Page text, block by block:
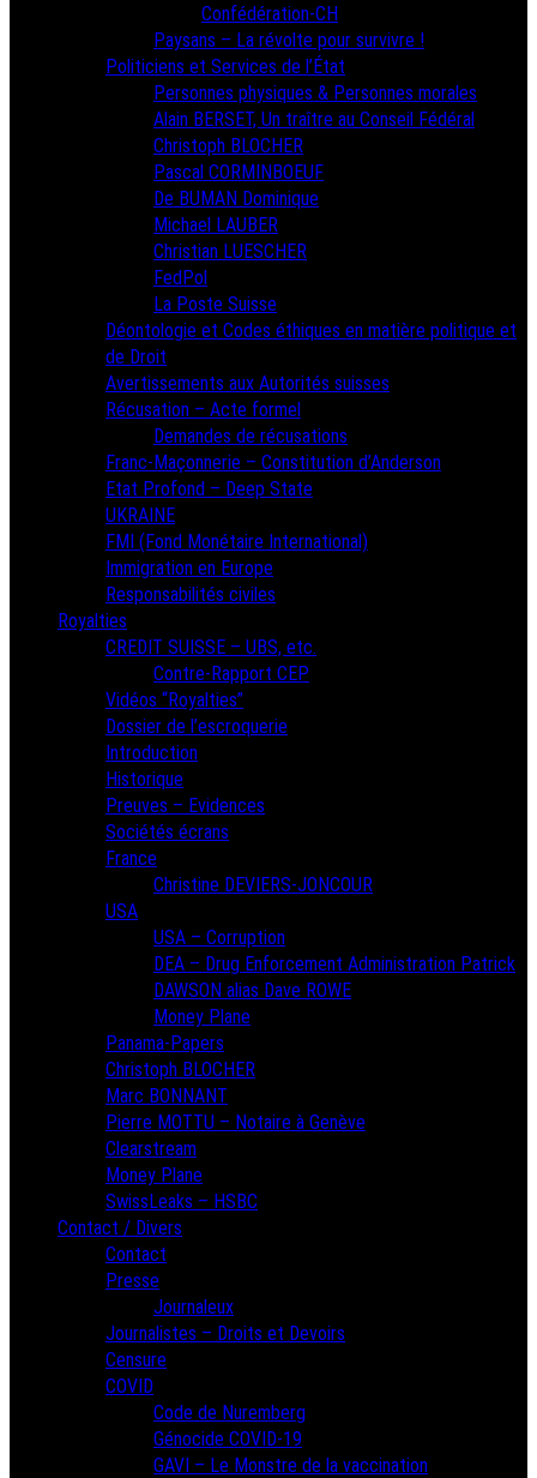
Confédération-CH
Paysans – La révolte pour survivre !
Politiciens et Services de l’État
Personnes physiques & Personnes morales
Alain BERSET, Un traître au Conseil Fédéral
Christoph BLOCHER
Pascal CORMINBOEUF
De BUMAN Dominique
Michael LAUBER
Christian LUESCHER
FedPol
La Poste Suisse
Déontologie et Codes éthiques en matière politique et
de Droit
Avertissements aux Autorités suisses
Récusation – Acte formel
Demandes de récusations
Franc-Maçonnerie – Constitution d’Anderson
Etat Profond – Deep State
UKRAINE
FMI (Fond Monétaire International)
Immigration en Europe
Responsabilités civiles
Royalties
CREDIT SUISSE – UBS, etc.
Contre-Rapport CEP
Vidéos “Royalties”
Dossier de l’escroquerie
Introduction
Historique
Preuves – Evidences
Sociétés écrans
France
Christine DEVIERS-JONCOUR
USA
USA – Corruption
DEA – Drug Enforcement Administration Patrick
DAWSON alias Dave ROWE
Money Plane
Panama-Papers
Christoph BLOCHER
Marc BONNANT
Pierre MOTTU – Notaire à Genève
Clearstream
Money Plane
SwissLeaks – HSBC
Contact / Divers
Contact
Presse
Journaleux
Journalistes – Droits et Devoirs
Censure
COVID
Code de Nuremberg
Génocide COVID-19
GAVI – Le Monstre de la vaccination